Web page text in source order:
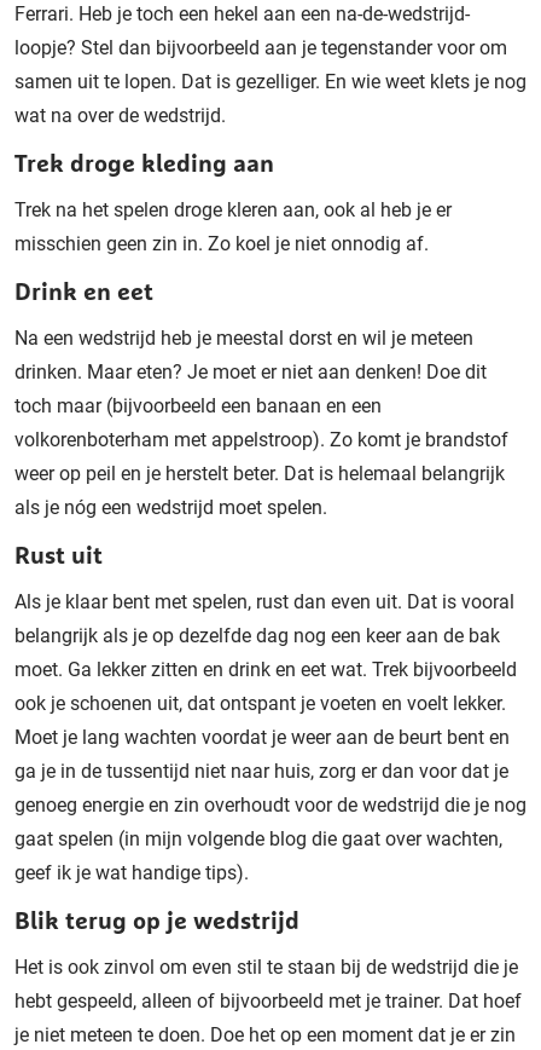
Ferrari. Heb je toch een hekel aan een na-de-wedstrijd-
loopje? Stel dan bijvoorbeeld aan je tegenstander voor om
samen uit te lopen. Dat is gezelliger. En wie weet klets je nog
wat na over de wedstrijd.
Trek droge kleding aan
Trek na het spelen droge kleren aan, ook al heb je er
misschien geen zin in. Zo koel je niet onnodig af.
Drink en eet
Na een wedstrijd heb je meestal dorst en wil je meteen
drinken. Maar eten? Je moet er niet aan denken! Doe dit
toch maar (bijvoorbeeld een banaan en een
volkorenboterham met appelstroop). Zo komt je brandstof
weer op peil en je herstelt beter. Dat is helemaal belangrijk
als je nóg een wedstrijd moet spelen.
Rust uit
Als je klaar bent met spelen, rust dan even uit. Dat is vooral
belangrijk als je op dezelfde dag nog een keer aan de bak
moet. Ga lekker zitten en drink en eet wat. Trek bijvoorbeeld
ook je schoenen uit, dat ontspant je voeten en voelt lekker.
Moet je lang wachten voordat je weer aan de beurt bent en
ga je in de tussentijd niet naar huis, zorg er dan voor dat je
genoeg energie en zin overhoudt voor de wedstrijd die je nog
gaat spelen (in mijn volgende blog die gaat over wachten,
geef ik je wat handige tips).
Blik terug op je wedstrijd
Het is ook zinvol om even stil te staan bij de wedstrijd die je
hebt gespeeld, alleen of bijvoorbeeld met je trainer. Dat hoef
je niet meteen te doen. Doe het op een moment dat je er zin